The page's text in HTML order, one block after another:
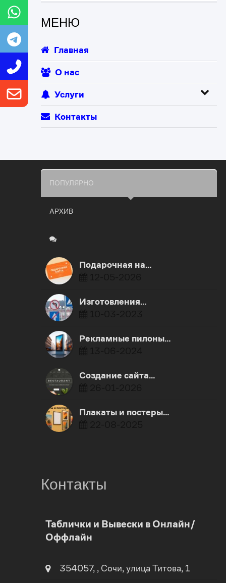
МЕНЮ
Главная
О нас
Услуги
Контакты
ПОПУЛЯРНО
АРХИВ
Подарочная на…
Изготовления…
Рекламные пилоны…
Создание сайта…
Плакаты и постеры…
Контакты
Таблички и Вывески в Онлайн/
Оффлайн
354057, , Сочи, улица Титова, 1
2